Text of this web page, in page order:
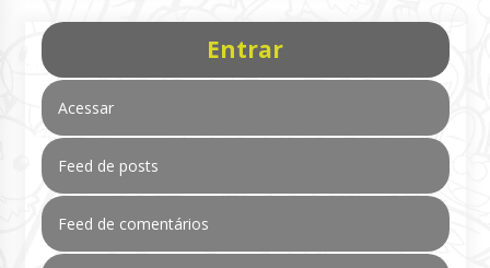
Entrar
Acessar
Feed de posts
Feed de comentários